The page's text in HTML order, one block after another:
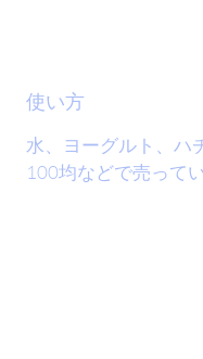
使い方
水、ヨーグルト、ハ
100均などで売って